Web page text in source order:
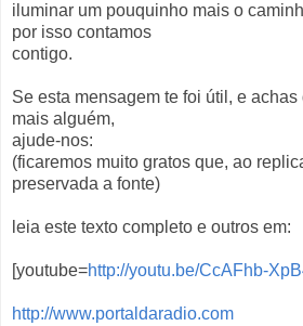
iluminar um pouquinho mais o
por isso contamos
contigo.
Se esta mensagem te foi útil, e
mais alguém,
ajude-nos:
(ficaremos muito gratos que, ao
preservada a fonte)
leia este texto completo e outros em:
[youtube=http://youtu.be/CcAFhb-
http://www.portaldaradio.com